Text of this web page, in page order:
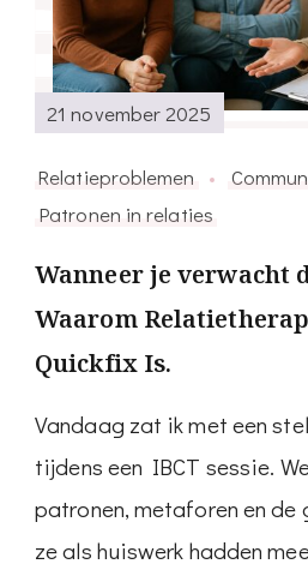
21 november 2025
Relatieproblemen
Patronen in relaties
Wanneer je verwacht
Waarom
Quickfix Is.
Vandaag zat ik met een
tijdens een IBCT sessie.
patronen, metaforen en de
ze als huiswerk hadden